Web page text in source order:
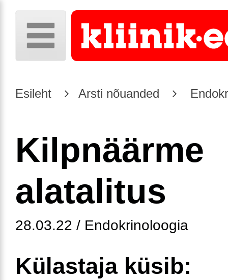
Esileht Arsti nõuanded
Kilpnäärme
alatalitus
28.03.22 / Endokrinoloogia
Külastaja küsib: